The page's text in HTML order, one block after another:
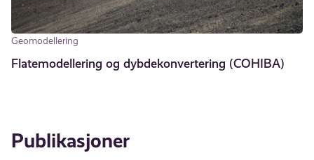
Geomodellering
Flatemodellering og dybdekonvertering (COHIBA)
Publikasjoner